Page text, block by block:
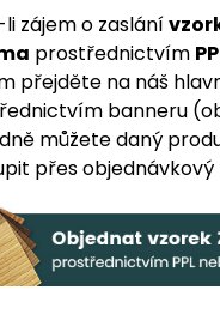
zájem o zaslání
prostřednictvím
přejděte na náš
banneru
můžete daný
přes